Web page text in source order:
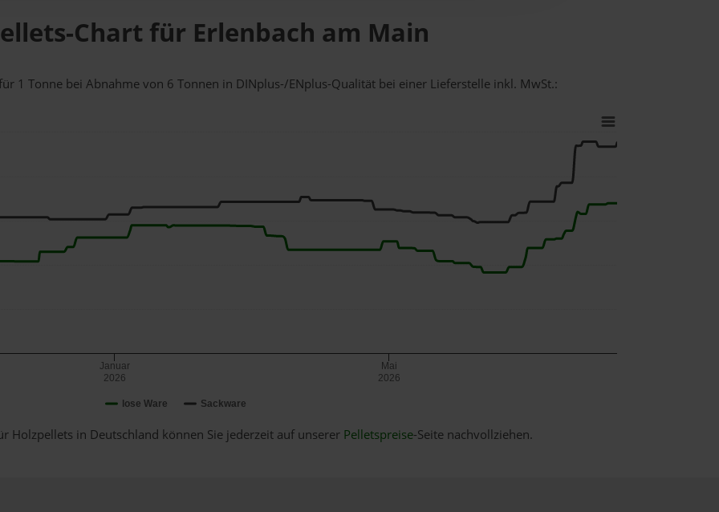
Chart für Erlenbach am Main
1 Tonne bei Abnahmevon 6 Tonnen in DINplus-/ENplus-Qualität bei einer Lieferstelle inkl. MwSt.:
lose Ware Sackware
Januar
2026
Mai
2026
Holzpellets in Deutschland können Sie jederzeit auf unserer Pelletspreise-Seite nachvollziehen.